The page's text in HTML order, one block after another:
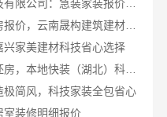
同城快装（湖北）科技有限公司：急装家装报价省心透明可控
稳固抗震重钢装配式房报价，云南晟构建筑建材有限公司
家美建材科技省心选择
本地快捷住宅装修毛坯房，本地快装（湖北）科技省心交付
极简风，科技家装全包省心
室装修明细报价